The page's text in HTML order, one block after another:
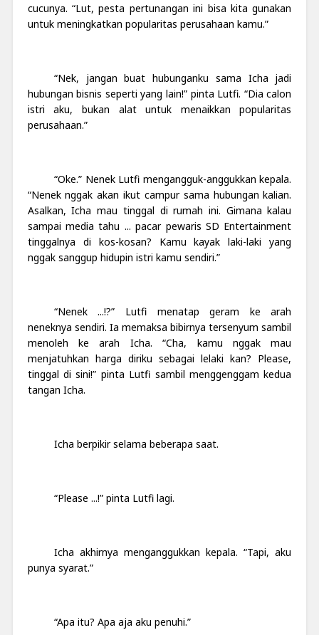
cucunya. “Lut, pesta pertunangan ini bisa kita gunakan
untuk meningkatkan popularitas perusahaan kamu.”
“Nek, jangan buat hubunganku sama Icha jadi
hubungan bisnis seperti yang lain!” pinta Lutfi. “Dia calon
istri aku, bukan alat untuk menaikkan popularitas
perusahaan.”
“Oke.” Nenek Lutfi mengangguk-anggukkan kepala.
“Nenek nggak akan ikut campur sama hubungan kalian.
Asalkan, Icha mau tinggal di rumah ini. Gimana kalau
sampai media tahu ... pacar pewaris SD Entertainment
tinggalnya di kos-kosan? Kamu kayak laki-laki yang
nggak sanggup hidupin istri kamu sendiri.”
“Nenek ...!?” Lutfi menatap geram ke arah
neneknya sendiri. Ia memaksa bibirnya tersenyum sambil
menoleh ke arah Icha. “Cha, kamu nggak mau
menjatuhkan harga diriku sebagai lelaki kan? Please,
tinggal di sini!” pinta Lutfi sambil menggenggam kedua
tangan Icha.
Icha berpikir selama beberapa saat.
“Please ...!” pinta Lutfi lagi.
Icha akhirnya menganggukkan kepala. “Tapi, aku
punya syarat.”
“Apa itu? Apa aja aku penuhi.”